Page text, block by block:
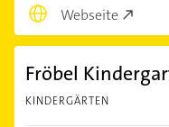
Webseite
Fröbel
KINDERGÄRTEN